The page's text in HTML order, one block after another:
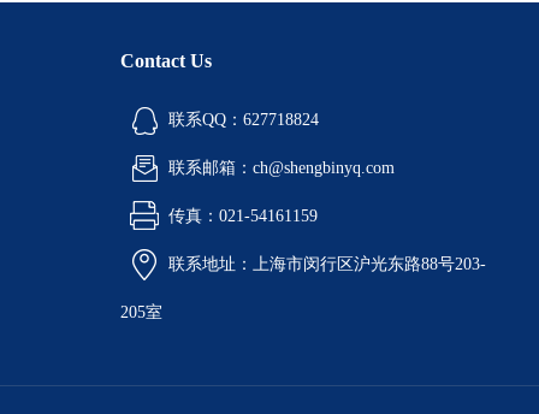
Contact Us
联系QQ：627718824
联系邮箱：ch@shengbinyq.com
传真：021-54161159
联系地址：上海市闵行区沪光东路88号203-
205室